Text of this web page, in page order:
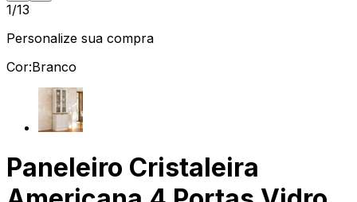
1/13
Personalize sua compra
Cor:Branco
Paneleiro Cristaleira